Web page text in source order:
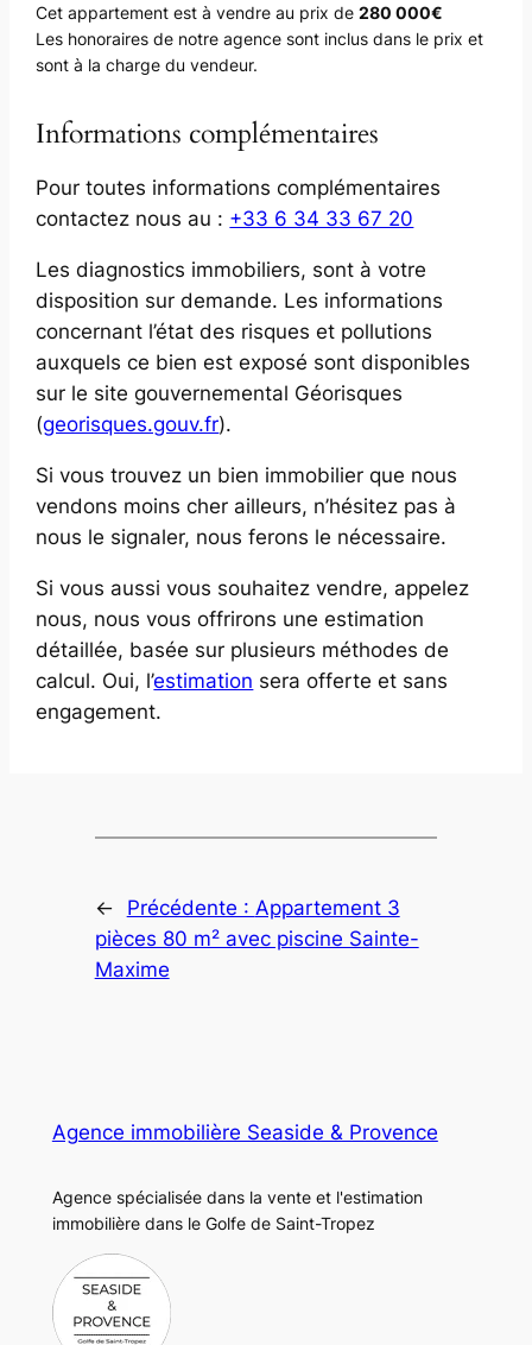
Cet appartement est à vendre au prix de280 000€
Les honoraires de notre agence sont inclus dans le prix et
sont à la charge du vendeur.
Informations complémentaires
Pour toutes informations complémentaires
contactez nous au : +33 6 34 33 67 20
Les diagnostics immobiliers, sont à votre
disposition sur demande. Les informations
concernant l’état des risques et pollutions
auxquels ce bien est exposé sont disponibles
sur le site gouvernemental Géorisques
(georisques.gouv.fr).
Si vous trouvez un bien immobilier que nous
vendons moins cher ailleurs, n’hésitez pas à
nous le signaler, nous ferons le nécessaire.
Si vous aussi vous souhaitez vendre, appelez
nous, nous vous offrirons une estimation
détaillée, basée sur plusieurs méthodes de
calcul. Oui, l’estimation sera offerte et sans
engagement.
← Précédente : Appartement 3
pièces 80 m² avec piscine Sainte-
Maxime
Agence immobilière Seaside & Provence
Agence spécialisée dans la vente et l'estimation
immobilière dans le Golfe de Saint-Tropez